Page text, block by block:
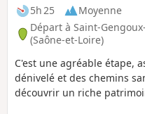
5h 25
Moyenne
Départ à Saint-
(Saône-et-Loire)
C'est une agréable étape,
dénivelé et des chemins
découvrir un riche